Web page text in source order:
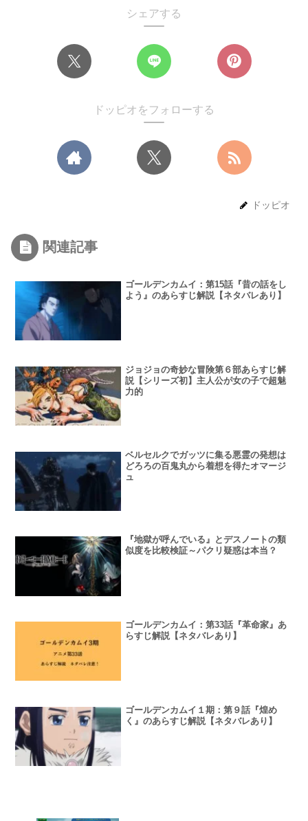
シェアする
ドッピオをフォローする
ドッピオ
関連記事
ゴールデンカムイ：第15話『昔の話をし
よう』のあらすじ解説【ネタバレあり】
ジョジョの奇妙な冒険第６部あらすじ解
説【シリーズ初】主人公が女の子で超魅
力的
ベルセルクでガッツに集る悪霊の発想は
どろろの百鬼丸から着想を得たオマージ
ュ
『地獄が呼んでいる』とデスノートの類
似度を比較検証～パクリ疑惑は本当？
ゴールデンカムイ：第33話『革命家』あ
らすじ解説【ネタバレあり】
ゴールデンカムイ１期：第９話『煌め
く』のあらすじ解説【ネタバレあり】